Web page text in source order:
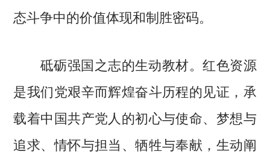
态斗争中的价值体现和制胜密码。
砥砺强国之志的生动教材。红色资源
是我们党艰辛而辉煌奋斗历程的见证，承
载着中国共产党人的初心与使命、梦想与
追求、情怀与担当、牺牲与奉献，生动阐